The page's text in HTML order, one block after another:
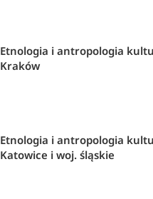
Etnologia i antropologia
Kraków
Etnologia i antropologia
Katowice i woj. śląskie